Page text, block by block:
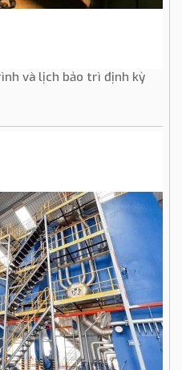
và lịch bảo trì định kỳ